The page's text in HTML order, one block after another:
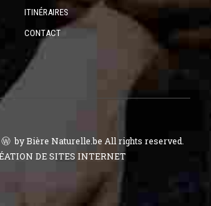
ITINÉRAIRES
CONTACT
Ⓦ by Bière Naturelle.be All rights reserved.
DE SITES INTERNET